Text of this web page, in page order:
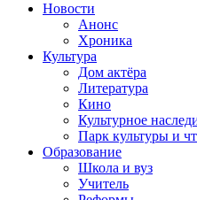
Новости
Анонс
Хроника
Культура
Дом актёра
Литература
Кино
Культурное
Парк культуры и
Образование
Школа и вуз
Учитель